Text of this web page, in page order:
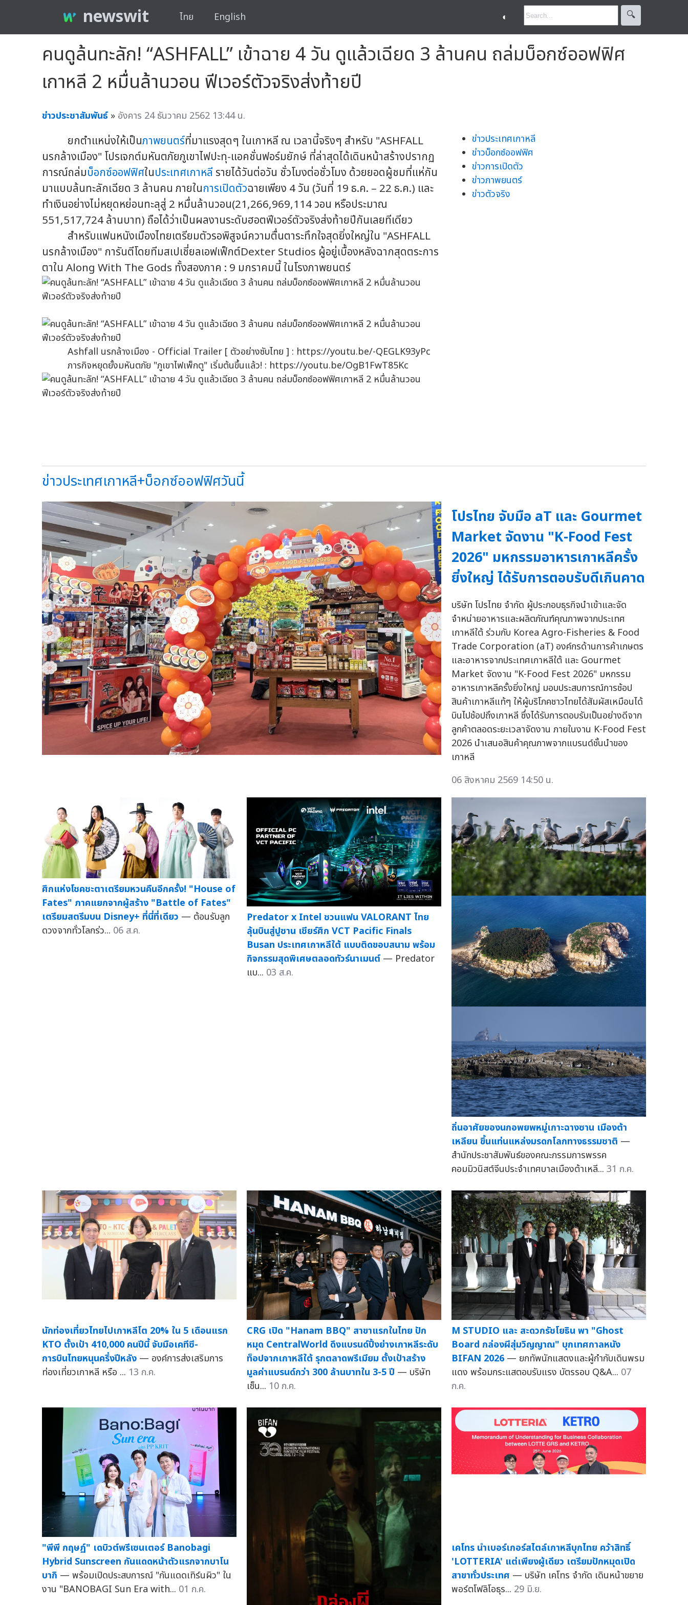
newswit ไทย English ◐ 🔍︎
คนดูล้นทะลัก! “ASHFALL” เข้าฉาย 4 วัน ดูแล้วเฉียด 3 ล้านคน ถล่มบ็อกซ์ออฟฟิศ
เกาหลี 2 หมื่นล้านวอน ฟีเวอร์ตัวจริงส่งท้ายปี
ข่าวประชาสัมพันธ์ » อังคาร 24 ธันวาคม 2562 13:44 น.
ยกตำแหน่งให้เป็นภาพยนตร์ที่มาแรงสุดๆ ในเกาหลี ณ เวลานี้จริงๆ สำหรับ "ASHFALL
นรกล้างเมือง" โปรเจกต์มหันตภัยภูเขาไฟปะทุ-แอคชั่นฟอร์มยักษ์ ที่ล่าสุดได้เดินหน้าสร้างปรากฏ
การณ์ถล่มบ็อกซ์ออฟฟิศในประเทศเกาหลี รายได้วันต่อวัน ชั่วโมงต่อชั่วโมง ด้วยยอดผู้ชมที่แห่กัน
มาแบบล้นทะลักเฉียด 3 ล้านคน ภายในการเปิดตัวฉายเพียง 4 วัน (วันที่ 19 ธ.ค. – 22 ธ.ค.) และ
ทำเงินอย่างไม่หยุดหย่อนทะลุสู่ 2 หมื่นล้านวอน(21,266,969,114 วอน หรือประมาณ
551,517,724 ล้านบาท) ถือได้ว่าเป็นผลงานระดับฮอตฟีเวอร์ตัวจริงส่งท้ายปีกันเลยทีเดียว
สำหรับแฟนหนังเมืองไทยเตรียมตัวรอพิสูจน์ความตื่นตาระทึกใจสุดยิ่งใหญ่ใน "ASHFALL
นรกล้างเมือง" การันตีโดยทีมสเปเชี่ยลเอฟเฟ็กต์Dexter Studios ผู้อยู่เบื้องหลังฉากสุดตระการ
ตาใน Along With The Gods ทั้งสองภาค : 9 มกราคมนี้ ในโรงภาพยนตร์
Ashfall นรกล้างเมือง - Official Trailer [ ตัวอย่างซับไทย ] : https://youtu.be/-QEGLK93yPc
ภารกิจหยุดยั้งมหันตภัย "ภูเขาไฟเพ็กตู" เริ่มต้นขึ้นแล้ว! : https://youtu.be/OgB1FwT85Kc
ข่าวประเทศเกาหลี
ข่าวบ็อกซ์ออฟฟิศ
ข่าวการเปิดตัว
ข่าวภาพยนตร์
ข่าวตัวจริง
ข่าวประเทศเกาหลี+บ็อกซ์ออฟฟิศวันนี้
โปรไทย จับมือ aT และ Gourmet
Market จัดงาน "K-Food Fest
2026" มหกรรมอาหารเกาหลีครั้ง
ยิ่งใหญ่ ได้รับการตอบรับดีเกินคาด
บริษัท โปรไทย จำกัด ผู้ประกอบธุรกิจนำเข้าและจัด
จำหน่ายอาหารและผลิตภัณฑ์คุณภาพจากประเทศ
เกาหลีใต้ ร่วมกับ Korea Agro-Fisheries & Food
Trade Corporation (aT) องค์กรด้านการค้าเกษตร
และอาหารจากประเทศเกาหลีใต้ และ Gourmet
Market จัดงาน "K-Food Fest 2026" มหกรรม
อาหารเกาหลีครั้งยิ่งใหญ่ มอบประสบการณ์การช้อป
สินค้าเกาหลีแท้ๆ ให้ผู้บริโภคชาวไทยได้สัมผัสเหมือนได้
บินไปช้อปถึงเกาหลี ซึ่งได้รับการตอบรับเป็นอย่างดีจาก
ลูกค้าตลอดระยะเวลาจัดงาน ภายในงาน K-Food Fest
2026 นำเสนอสินค้าคุณภาพจากแบรนด์ชั้นนำของ
เกาหลี
06 สิงหาคม 2569 14:50 น.
ศึกแห่งโชคชะตาเตรียมหวนคืนอีกครั้ง! "House of
Fates" ภาคแยกจากผู้สร้าง "Battle of Fates"
เตรียมสตรีมบน Disney+ ที่นี่ที่เดียว — ต้อนรับลูก
ดวงจากทั่วโลกร่ว... 06 ส.ค.
Predator x Intel ชวนแฟน VALORANT ไทย
ลุ้นบินสู่ปูซาน เชียร์ศึก VCT Pacific Finals
Busan ประเทศเกาหลีใต้ แบบติดขอบสนาม พร้อม
กิจกรรมสุดพิเศษตลอดทัวร์นาเมนต์ — Predator
แบ... 03 ส.ค.
ถิ่นอาศัยของนกอพยพหมู่เกาะฉางซาน เมืองต้า
เหลียน ขึ้นแท่นแหล่งมรดกโลกทางธรรมชาติ —
สำนักประชาสัมพันธ์ของคณะกรรมการพรรค
คอมมิวนิสต์จีนประจำเทศบาลเมืองต้าเหลี... 31 ก.ค.
นักท่องเที่ยวไทยไปเกาหลีโต 20% ใน 5 เดือนแรก
KTO ตั้งเป้า 410,000 คนปีนี้ จับมือเคทีซี-
การบินไทยหนุนครึ่งปีหลัง — องค์การส่งเสริมการ
ท่องเที่ยวเกาหลี หรือ ... 13 ก.ค.
CRG เปิด "Hanam BBQ" สาขาแรกในไทย ปัก
หมุด CentralWorld ดึงแบรนด์ปิ้งย่างเกาหลีระดับ
ท็อปจากเกาหลีใต้ รุกตลาดพรีเมียม ตั้งเป้าสร้าง
มูลค่าแบรนด์กว่า 300 ล้านบาทใน 3-5 ปี — บริษัท
เซ็น... 10 ก.ค.
M STUDIO และ สะดวกรัชโยธิน พา "Ghost
Board กล่องผีสุ่มวิญญาณ" บุกเทศกาลหนัง
BIFAN 2026 — ยกทัพนักแสดงและผู้กำกับเดินพรม
แดง พร้อมกระแสตอบรับแรง บัตรรอบ Q&A... 07
ก.ค.
"พีพี กฤษฏ์" เดบิวต์พรีเซนเตอร์ Banobagi
Hybrid Sunscreen กันแดดหน้าตัวแรกจากบาโน
บากิ — พร้อมเปิดประสบการณ์ "กันแดดเทิร์นผิว" ใน
งาน "BANOBAGI Sun Era with... 01 ก.ค.
เคโทร นำเบอร์เกอร์สไตล์เกาหลีบุกไทย คว้าสิทธิ์
'LOTTERIA' แต่เพียงผู้เดียว เตรียมปักหมุดเปิด
สาขาทั่วประเทศ — บริษัท เคโทร จำกัด เดินหน้าขยาย
พอร์ตโฟลิโอธุร... 29 มิ.ย.